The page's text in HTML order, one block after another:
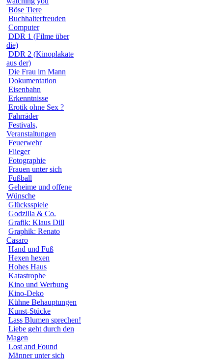
Böse Tiere
Buchhalterfreuden
Computer
DDR 1 (Filme über
die)
DDR 2 (Kinoplakate
aus der)
Die Frau im Mann
Dokumentation
Eisenbahn
Erkenntnisse
Erotik ohne Sex ?
Fahrräder
Festivals,
Veranstaltungen
Feuerwehr
Flieger
Fotographie
Frauen unter sich
Fußball
Geheime und offene
Wünsche
Glücksspiele
Godzilla & Co.
Grafik: Klaus Dill
Graphik: Renato
Casaro
Hand und Fuß
Hexen hexen
Hohes Haus
Katastrophe
Kino und Werbung
Kino-Deko
Kühne Behauptungen
Kunst-Stücke
Lass Blumen sprechen!
Liebe geht durch den
Magen
Lost and Found
Männer unter sich